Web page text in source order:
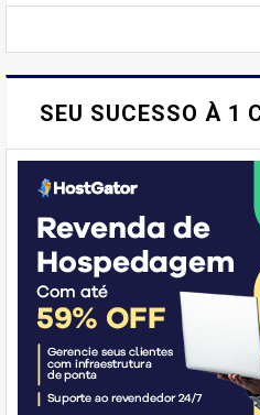
SEU SUCESSO À 1